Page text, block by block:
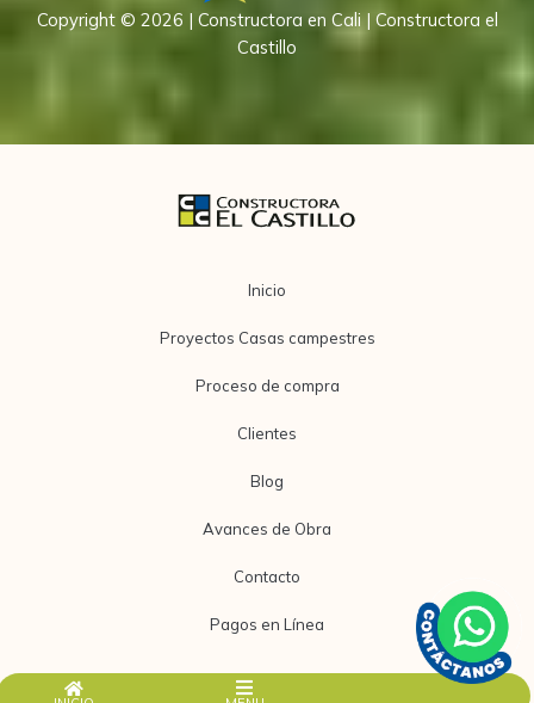
Copyright © 2026 | Constructora en Cali | Constructora el
Castillo
Inicio
Proyectos Casas campestres
Proceso de compra
Clientes
Blog
Avances de Obra
Contacto
Pagos en Línea